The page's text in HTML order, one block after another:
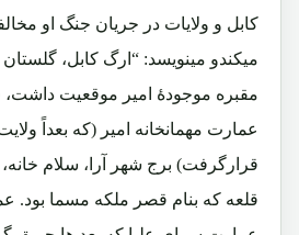
کابل و ولایات در جریان جنگ او
میکندو مینویسد: “ارگ کابل،
مقبره موجودۀ امیر موقعیت
عمارت مهمانخانه امیر (که بعداً
قرارگرفت) برج شهر آرا، سلام
قلعه که بنام قصر ملکه مسما بود.